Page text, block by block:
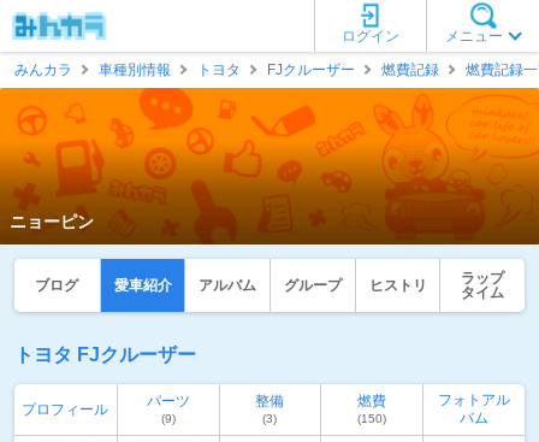
メニュー
ログイン
みんカラ
車種別情報 トヨタ FJクルーザー 燃費記録 燃費記録
ニョーピン
ブログ 愛車紹介 アルバム グループ ヒストリ
ラップ
タイム
トヨタ FJクルーザー
プロフィール パーツ
(9)
整備
(3)
燃費
(150)
フォトアル
バム